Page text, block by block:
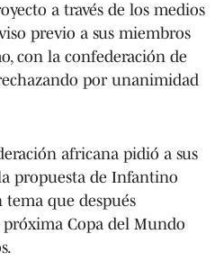
a través de los medios
previo a sus miembros
con la confederación de
por unanimidad
africana pidió a sus
propuesta de Infantino
tema que después
Copa del Mundo